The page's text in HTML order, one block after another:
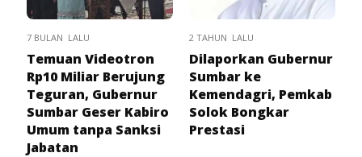
7 BULAN LALU
Temuan Videotron
Rp10 Miliar Berujung
Teguran, Gubernur
Sumbar Geser Kabiro
Umum tanpa Sanksi
Jabatan
2 TAHUN LALU
Dilaporkan Gubernur
Sumbar ke
Kemendagri, Pemkab
Solok Bongkar
Prestasi